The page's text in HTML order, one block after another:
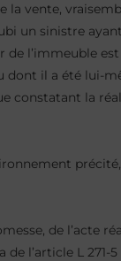
la vente,
un sinistre
de l’immeuble
dont il a été lui-
constatant la
de l’acte
l’article L 271-5